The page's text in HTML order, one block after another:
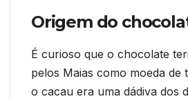
Origem do
É curioso que o chocolate
pelos Maias como moeda de
o cacau era uma dádiva dos